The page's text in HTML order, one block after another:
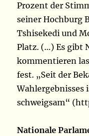
Prozent der
seiner Hochburg
Tshisekedi und
Platz. (…) Es gibt
kommentieren
fest. „Seit der
Wahlergebnisses
schweigsam“
Nationale